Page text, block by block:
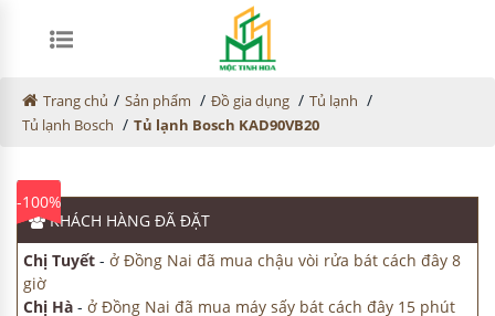
Trang chủ / Sản phẩm / Đồ gia dụng / Tủ lạnh /
Tủ lạnh Bosch / Tủ lạnh Bosch KAD90VB20
-100%